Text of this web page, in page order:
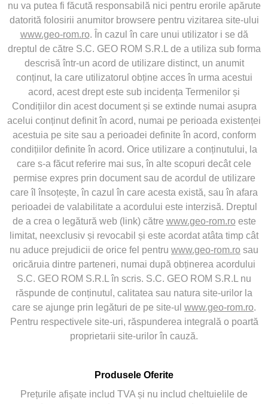
nu va putea fi făcută responsabilă nici pentru erorile apărute
datorită folosirii anumitor browsere pentru vizitarea site-ului
www.geo-rom.ro. În cazul în care unui utilizator i se dă
dreptul de către S.C. GEO ROM S.R.L de a utiliza sub forma
descrisă într-un acord de utilizare distinct, un anumit
conținut, la care utilizatorul obține acces în urma acestui
acord, acest drept este sub incidența Termenilor și
Condițiilor din acest document și se extinde numai asupra
acelui conținut definit în acord, numai pe perioada existenței
acestuia pe site sau a perioadei definite în acord, conform
condițiilor definite în acord. Orice utilizare a conținutului, la
care s-a făcut referire mai sus, în alte scopuri decât cele
permise expres prin document sau de acordul de utilizare
care îl însoțește, în cazul în care acesta există, sau în afara
perioadei de valabilitate a acordului este interzisă. Dreptul
de a crea o legătură web (link) către www.geo-rom.roeste
limitat, neexclusiv și revocabil și este acordat atâta timp cât
nu aduce prejudicii de orice fel pentru www.geo-rom.ro sau
oricăruia dintre parteneri, numai după obținerea acordului
S.C. GEO ROM S.R.L în scris. S.C. GEO ROM S.R.L nu
răspunde de conținutul, calitatea sau natura site-urilor la
care se ajunge prin legături de pe site-ul www.geo-rom.ro.
Pentru respectivele site-uri, răspunderea integrală o poartă
proprietarii site-urilor în cauză.
Produsele Oferite
Prețurile afișate includ TVA și nu includ cheltuielile de